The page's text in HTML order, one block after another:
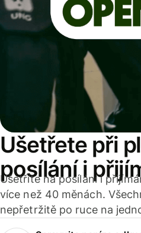
Ušetřete při
posílání i
Ušetříte na posílání i
více než 40 měnách.
nepřetržitě po ruce na